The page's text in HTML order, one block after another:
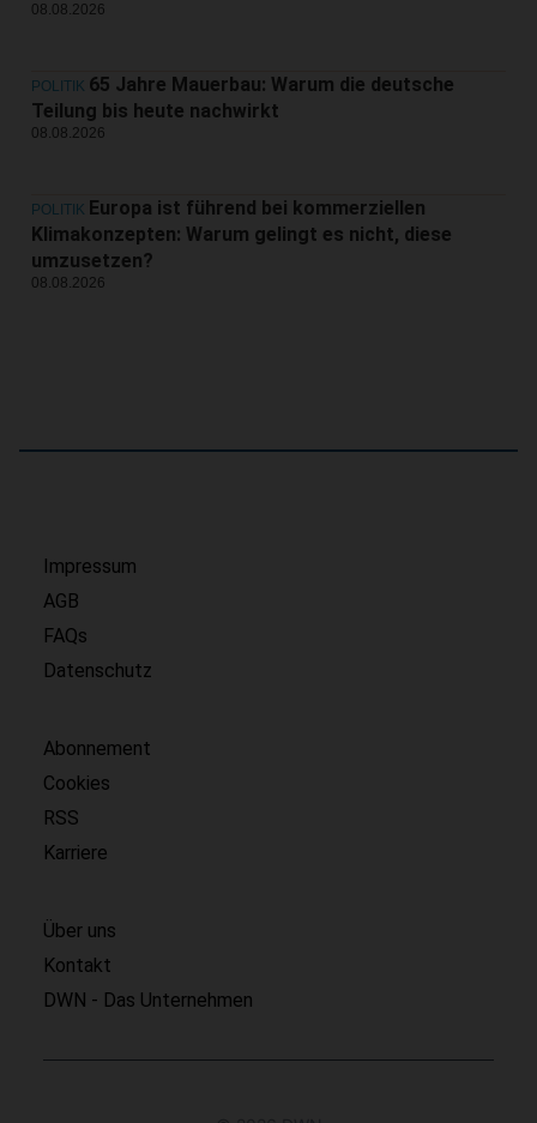
08.08.2026
POLITIK 65 Jahre Mauerbau: Warum die deutsche
Teilung bis heute nachwirkt
08.08.2026
POLITIK Europa ist führend bei kommerziellen
Klimakonzepten: Warum gelingt es nicht, diese
umzusetzen?
08.08.2026
Impressum
AGB
FAQs
Datenschutz
Abonnement
Cookies
RSS
Karriere
Über uns
Kontakt
DWN - Das Unternehmen